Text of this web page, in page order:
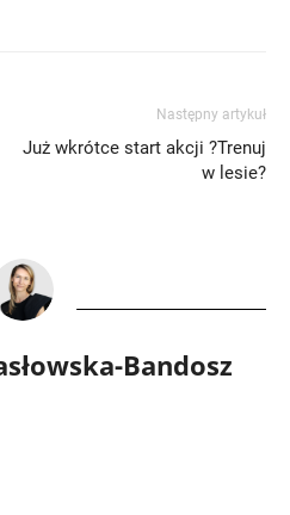
Następny artykuł
Już wkrótce start akcji ?Trenuj
w lesie?
Bandosz